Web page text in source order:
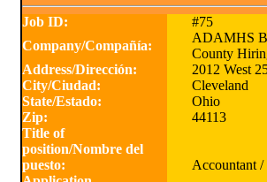
Job ID:
#75
Company/Compañía:
ADAMHS
County
Address/Dirección:
2012 West
City/Ciudad:
Cleveland
State/Estado:
Ohio
Zip:
44113
Title of
position/Nombre del
puesto:
Accountant /